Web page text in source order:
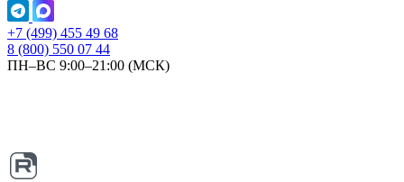
+7 (499) 455 49 68
8 (800) 550 07 44
ПН–ВС 9:00–21:00 (МСК)